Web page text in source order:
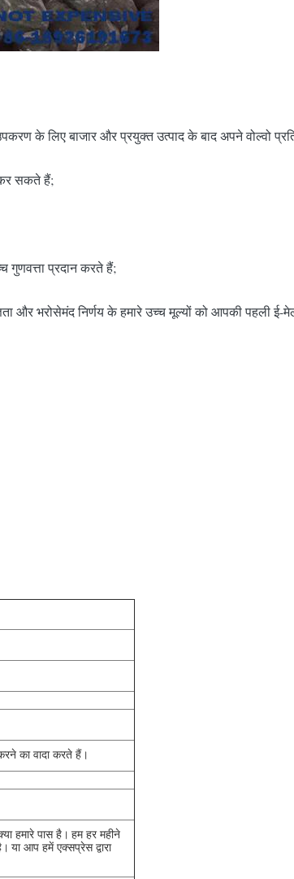
के लिए बाजार और प्रयुक्त उत्पाद के बाद अपने वोल्वो
कर सकते हैं;
प्रदान करते हैं;
और भरोसेमंद निर्णय के हमारे उच्च मूल्यों को आपकी पहली
का वादा करते हैं।
हमारे पास है। हम हर महीने
या आप हमें एक्सप्रेस द्वारा